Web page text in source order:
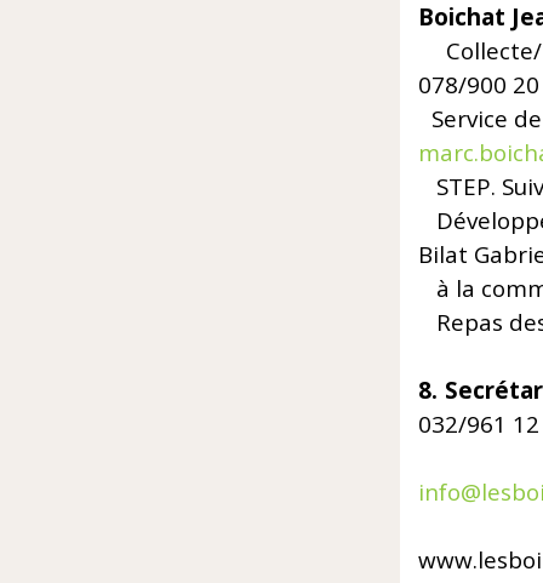
Boichat
078/900
Service
STEP.
Bilat
à la
Repas
8.
032/961